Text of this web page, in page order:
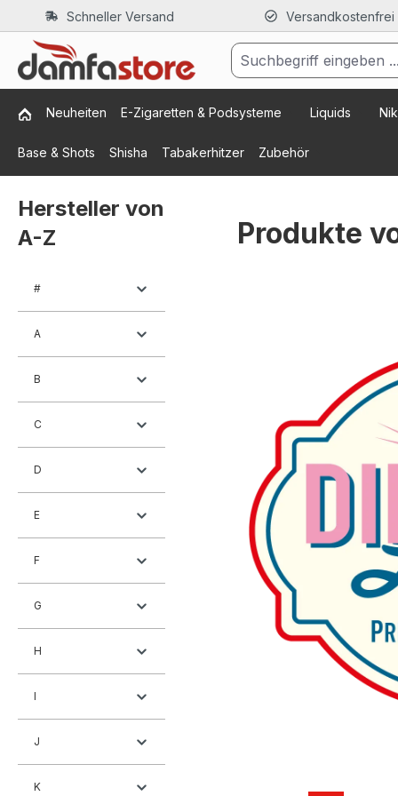
Hauptinhalt springen
Zur Suche springen
Zur Hauptnavigation springen
Schneller Versand
Neuheiten E-Zigaretten & Podsysteme Liquids
Base & Shots Shisha Tabakerhitzer Zubehör
Hersteller von
A-Z
#
A
B
C
D
E
F
G
H
I
J
K
Produkte